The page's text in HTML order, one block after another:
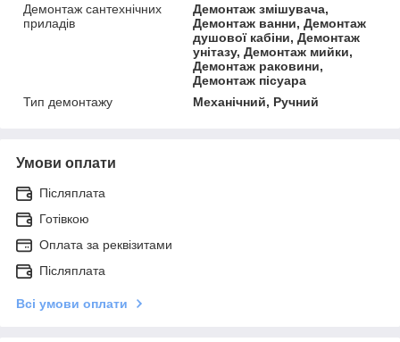
Демонтаж сантехнічних
приладів
Демонтаж змішувача,
Демонтаж ванни, Демонтаж
душової кабіни, Демонтаж
унітазу, Демонтаж мийки,
Демонтаж раковини,
Демонтаж пісуара
Тип демонтажу
Механічний, Ручний
Умови оплати
Післяплата
Готівкою
Оплата за реквізитами
Післяплата
Всі умови оплати